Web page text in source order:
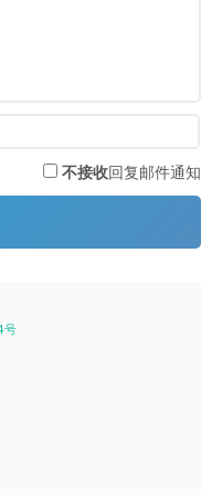
不接收回复邮件通知
号